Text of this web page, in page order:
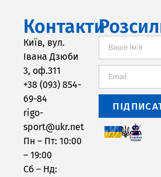
Контакти
Київ, вул.
Івана Дзюби
3, оф.311
+38 (093) 854-
69-84
rigo-
sport@ukr.net
Пн – Пт: 10:00
– 19:00
Сб – Нд: